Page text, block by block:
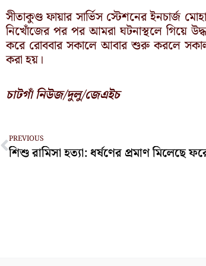
সীতাকুণ্ড ফায়ার সার্ভিস স্টেশনের ইনচার্জ
নিখোঁজের পর পর আমরা ঘটনাস্থলে গিয়ে
করে রোববার সকালে আবার শুরু করলে সকাল
করা হয়।
চাটগাঁ নিউজ/দুলু/জেএইচ
Prev
PREVIOUS